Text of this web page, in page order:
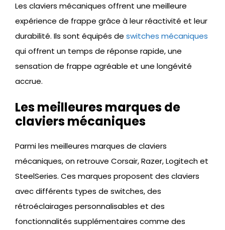
Les claviers mécaniques offrent une meilleure
expérience de frappe grâce à leur réactivité et leur
durabilité. Ils sont équipés de switches mécaniques
qui offrent un temps de réponse rapide, une
sensation de frappe agréable et une longévité
accrue.
Les meilleures marques de
claviers mécaniques
Parmi les meilleures marques de claviers
mécaniques, on retrouve Corsair, Razer, Logitech et
SteelSeries. Ces marques proposent des claviers
avec différents types de switches, des
rétroéclairages personnalisables et des
fonctionnalités supplémentaires comme des